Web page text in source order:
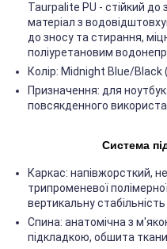
Taurpalite PU - стійкий до
матеріал з
до зносу та стирання,
поліуретановим
Колір: Midnight Blue/Black
Призначення: для
повсякденного
Система
Каркас: напівжорсткий,
трипроменевої
вертикальну
Спина: анатомічна з
підкладкою, обшита